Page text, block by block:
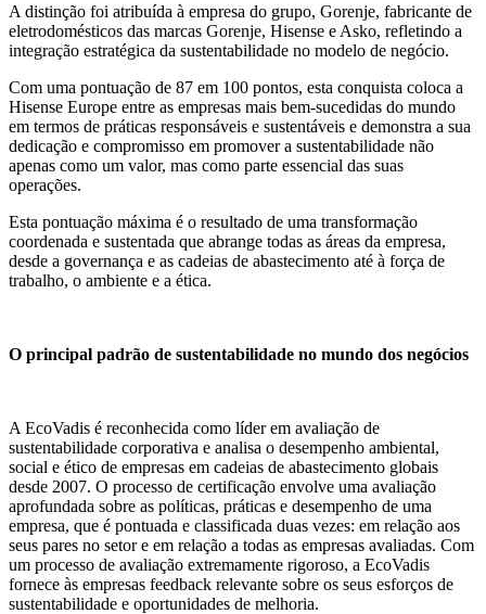
A distinção foi atribuída à empresa do grupo, Gorenje, fabricante de
eletrodomésticos das marcas Gorenje, Hisense e Asko, refletindo a
integração estratégica da sustentabilidade no modelo de negócio.
Com uma pontuação de 87 em 100 pontos, esta conquista coloca a
Hisense Europe entre as empresas mais bem-sucedidas do mundo
em termos de práticas responsáveis e sustentáveis e demonstra a sua
dedicação e compromisso em promover a sustentabilidade não
apenas como um valor, mas como parte essencial das suas
operações.
Esta pontuação máxima é o resultado de uma transformação
coordenada e sustentada que abrange todas as áreas da empresa,
desde a governança e as cadeias de abastecimento até à força de
trabalho, o ambiente e a ética.
O principal padrão de sustentabilidade no mundo dos negócios
A EcoVadis é reconhecida como líder em avaliação de
sustentabilidade corporativa e analisa o desempenho ambiental,
social e ético de empresas em cadeias de abastecimento globais
desde 2007. O processo de certificação envolve uma avaliação
aprofundada sobre as políticas, práticas e desempenho de uma
empresa, que é pontuada e classificada duas vezes: em relação aos
seus pares no setor e em relação a todas as empresas avaliadas. Com
um processo de avaliação extremamente rigoroso, a EcoVadis
fornece às empresas feedback relevante sobre os seus esforços de
sustentabilidade e oportunidades de melhoria.